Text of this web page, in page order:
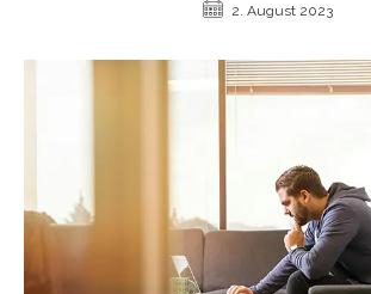
2. August 2023